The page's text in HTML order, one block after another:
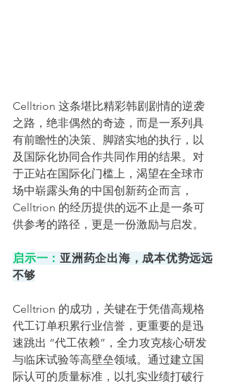
Celltrion 这条堪比精彩韩剧剧情的逆袭
之路，绝非偶然的奇迹，而是一系列具
有前瞻性的决策、脚踏实地的执行，以
及国际化协同合作共同作用的结果。对
于正站在国际化门槛上，渴望在全球市
场中崭露头角的中国创新药企而言，
Celltrion 的经历提供的远不止是一条可
供参考的路径，更是一份激励与启发。
启示一： 亚洲药企出海，成本优势远远
不够
Celltrion 的成功，关键在于凭借高规格
代工订单积累行业信誉，更重要的是迅
速跳出 “代工依赖”，全力攻克核心研发
与临床试验等高壁垒领域。通过建立国
际认可的质量标准，以扎实业绩打破行